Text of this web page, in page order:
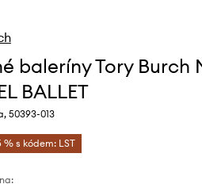
baleríny Tory Burch
BALLET
50393-013
% s kódem: LST